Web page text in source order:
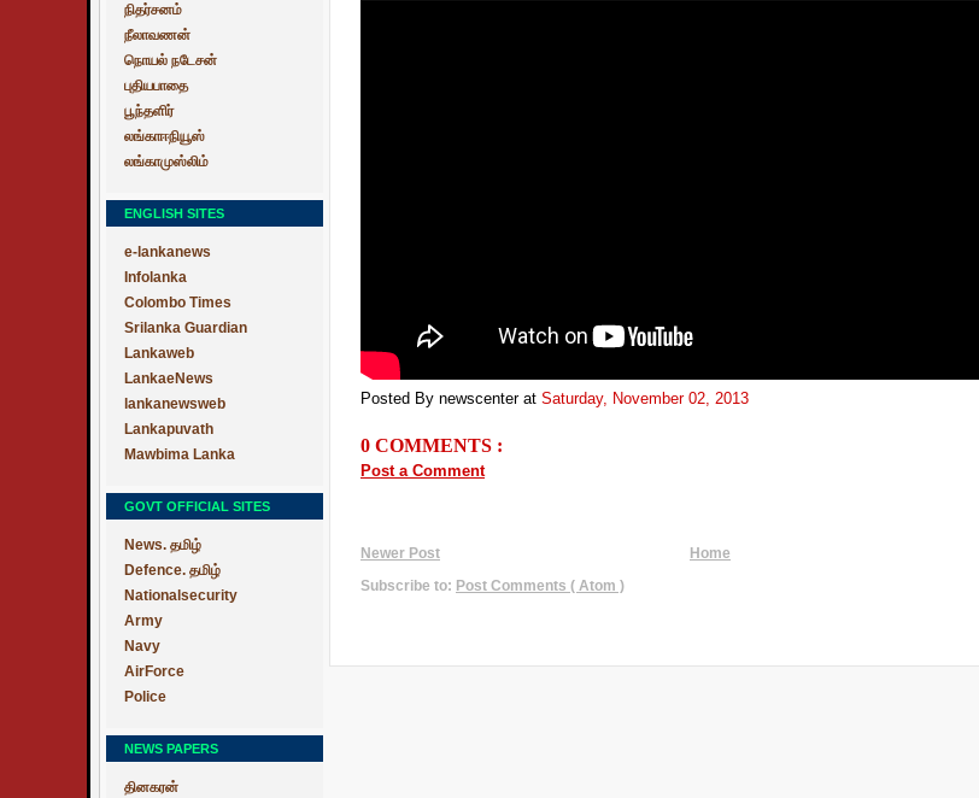
நிதர்சனம்
நீலாவணன்
நொயல் நடேசன்
புதியபாதை
பூந்தளிர்
லங்காஈநியூஸ்
லங்காமுஸ்லிம்
ENGLISH SITES
e-lankanews
Infolanka
Colombo Times
Srilanka Guardian
Lankaweb
LankaeNews
lankanewsweb
Lankapuvath
Mawbima Lanka
GOVT OFFICIAL SITES
News. தமிழ்
Defence. தமிழ்
Nationalsecurity
Army
Navy
AirForce
Police
NEWS PAPERS
தினகரன்
Posted By newscenter at Saturday, November 02, 2013
0 COMMENTS :
Post a Comment
Newer Post Home
Subscribe to: Post Comments ( Atom )